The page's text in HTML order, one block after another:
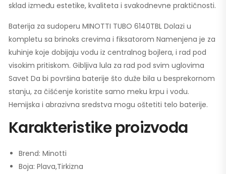
sklad između estetike, kvaliteta i svakodnevne praktičnosti.
Baterija za sudoperu MINOTTI TUBO 6140TBL Dolazi u
kompletu sa brinoks crevima i fiksatorom Namenjena je za
kuhinje koje dobijaju vodu iz centralnog bojlera, i rad pod
visokim pritiskom. Gibljiva lula za rad pod svim uglovima
Savet Da bi površina baterije što duže bila u besprekornom
stanju, za čišćenje koristite samo meku krpu i vodu.
Hemijska i abrazivna sredstva mogu oštetiti telo baterije.
Karakteristike proizvoda
Brend: Minotti
Boja: Plava,Tirkizna